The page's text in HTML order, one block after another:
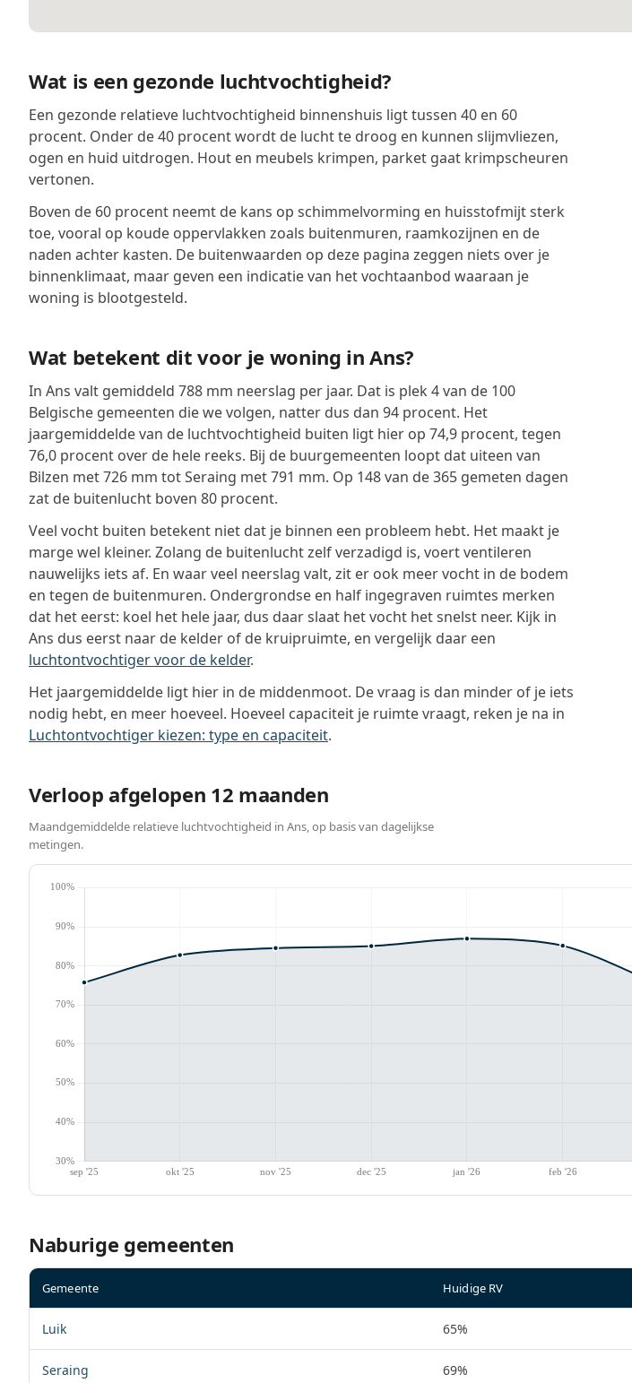
Wat is een gezonde luchtvochtigheid?
Een gezonde relatieve luchtvochtigheid binnenshuis ligt tussen 40 en 60
procent. Onder de 40 procent wordt de lucht te droog en kunnen slijmvliezen,
ogen en huid uitdrogen. Hout en meubels krimpen, parket gaat krimpscheuren
vertonen.
Boven de 60 procent neemt de kans op schimmelvorming en huisstofmijt sterk
toe, vooral op koude oppervlakken zoals buitenmuren, raamkozijnen en de
naden achter kasten. De buitenwaarden op deze pagina zeggen niets over je
binnenklimaat, maar geven een indicatie van het vochtaanbod waaraan je
woning is blootgesteld.
Wat betekent dit voor je woning in Ans?
In Ans valt gemiddeld 788 mm neerslag per jaar. Dat is plek 4 van de 100
Belgische gemeenten die we volgen, natter dus dan 94 procent. Het
jaargemiddelde van de luchtvochtigheid buiten ligt hier op 74,9 procent, tegen
76,0 procent over de hele reeks. Bij de buurgemeenten loopt dat uiteen van
Bilzen met 726 mm tot Seraing met 791 mm. Op 148 van de 365 gemeten dagen
zat de buitenlucht boven 80 procent.
Veel vocht buiten betekent niet dat je binnen een probleem hebt. Het maakt je
marge wel kleiner. Zolang de buitenlucht zelf verzadigd is, voert ventileren
nauwelijks iets af. En waar veel neerslag valt, zit er ook meer vocht in de bodem
en tegen de buitenmuren. Ondergrondse en half ingegraven ruimtes merken
dat het eerst: koel het hele jaar, dus daar slaat het vocht het snelst neer. Kijk in
Ans dus eerst naar de kelder of de kruipruimte, en vergelijk daar een
luchtontvochtiger voor de kelder.
Het jaargemiddelde ligt hier in de middenmoot. De vraag is dan minder of je iets
nodig hebt, en meer hoeveel. Hoeveel capaciteit je ruimte vraagt, reken je na in
Luchtontvochtiger kiezen: type en capaciteit.
Verloop afgelopen 12 maanden
Maandgemiddelde relatieve luchtvochtigheid in Ans, op basis van dagelijkse
metingen.
Naburige gemeenten
Gemeente Huidige RV
Luik 65%
Seraing 69%